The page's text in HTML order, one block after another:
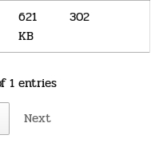
621
KB
302
1 entries
Next